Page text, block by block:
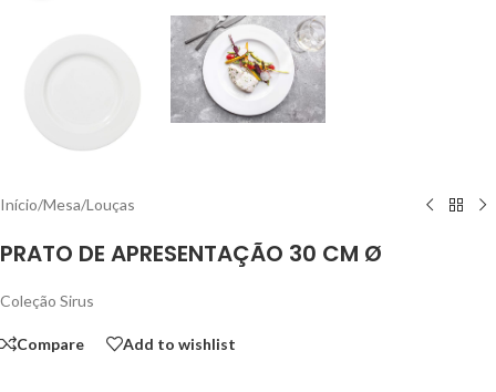
Início/Mesa/Louças
PRATO DE APRESENTAÇÃO 30 CM Ø
Coleção Sirus
Compare Add to wishlist